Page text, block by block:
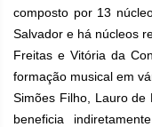
composto por 13
Salvador e há núcleos
Freitas e Vitória da
formação musical em
Simões Filho, Lauro de
beneficia